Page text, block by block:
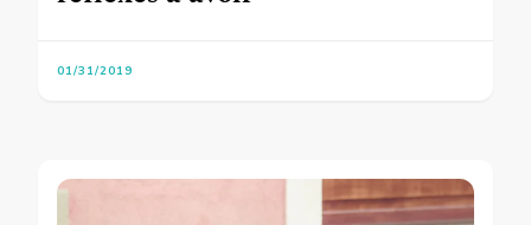
01/31/2019